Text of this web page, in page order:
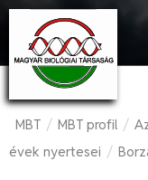
MBT / MBT profil /
évek nyertesei /